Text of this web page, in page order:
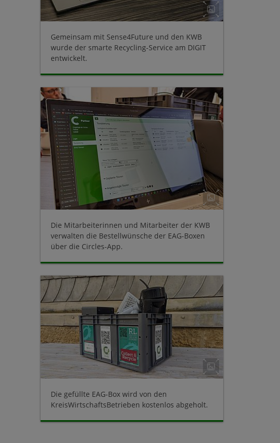
Gemeinsam mit Sense4Future und den KWB
wurde der smarte Recycling-Service am DIGIT
entwickelt.
Die Mitarbeiterinnen und Mitarbeiter der KWB
verwalten die Bestellwünsche der EAG-Boxen
über die Circles-App.
Die gefüllte EAG-Box wird von den
KreisWirtschaftsBetrieben kostenlos abgeholt.